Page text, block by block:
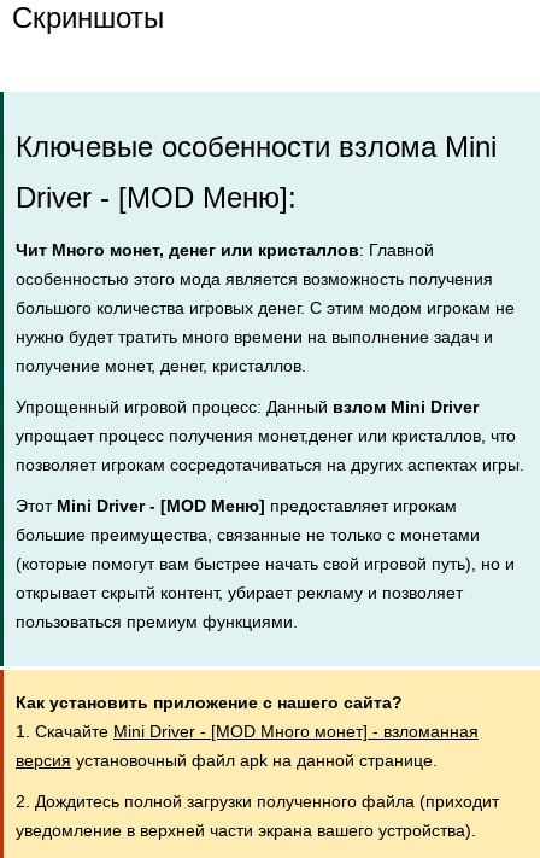
Скриншоты
Ключевые особенности взлома Mini
Driver - [MOD Меню]:
Чит Много монет, денег или кристаллов: Главной
особенностью этого мода является возможность получения
большого количества игровых денег. С этим модом игрокам не
нужно будет тратить много времени на выполнение задач и
получение монет, денег, кристаллов.
Упрощенный игровой процесс: Данный взлом Mini Driver
упрощает процесс получения монет,денег или кристаллов, что
позволяет игрокам сосредотачиваться на других аспектах игры.
Этот Mini Driver - [MOD Меню] предоставляет игрокам
большие преимущества, связанные не только с монетами
(которые помогут вам быстрее начать свой игровой путь), но и
открывает скрытй контент, убирает рекламу и позволяет
пользоваться премиум функциями.
Как установить приложение с нашего сайта?
1. Скачайте Mini Driver - [MOD Много монет] - взломанная
версия установочный файл apk на данной странице.
2. Дождитесь полной загрузки полученного файла (приходит
уведомление в верхней части экрана вашего устройства).